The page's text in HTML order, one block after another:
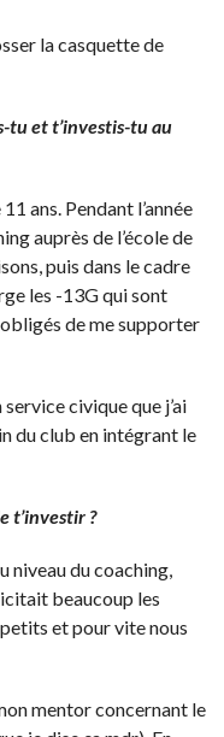
la casquette de
tu et t’investis-tu au
ans. Pendant l’année
auprès de l’école de
puis dans le cadre
les -13G qui sont
de me supporter
civique que j’ai
du club en intégrant le
t’investir ?
niveau du coaching,
beaucoup les
et pour vite nous
mentor concernant le